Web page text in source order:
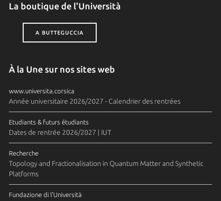
La boutique de l'Università
A BUTTEGUCCIA
À la Une sur nos sites web
www.universita.corsica
Année universitaire 2026/2027 - Calendrier des rentrées
Etudiants & futurs étudiants
Dates de rentrée 2026/2027 | IUT
Recherche
Topology and Fractionalisation in Quantum Matter and Synthetic
Platforms
Fundazione di l'Università